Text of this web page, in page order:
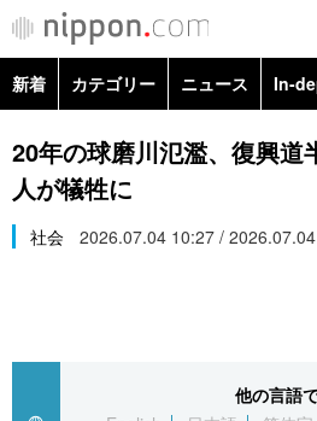
カテゴリー
経済・ビジネス
トップ
In-depth
新着 カテゴリー ニュース In-
政治・外交
経済・ビジネス
20年の球磨川氾濫、復興
人が犠牲に
社会 2026.07.04 10:27 /
他の言語